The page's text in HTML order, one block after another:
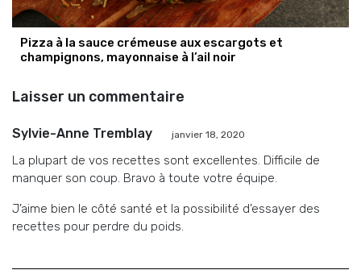
Pizza à la sauce crémeuse aux escargots et
champignons, mayonnaise à l’ail noir
Laisser un commentaire
Sylvie-Anne Tremblay janvier 18, 2020
La plupart de vos recettes sont excellentes. Difficile de
manquer son coup. Bravo à toute votre équipe.
J’aime bien le côté santé et la possibilité d’essayer des
recettes pour perdre du poids.